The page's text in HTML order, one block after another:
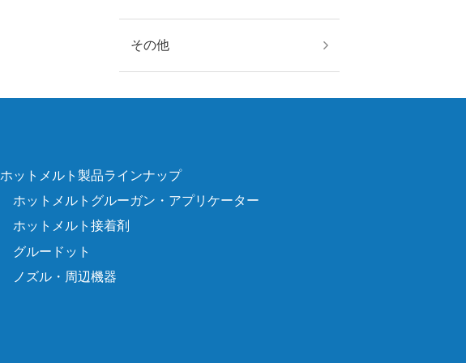
その他
ホットメルト製品ラインナップ
ホットメルトグルーガン・アプリケーター
ホットメルト接着剤
グルードット
ノズル・周辺機器